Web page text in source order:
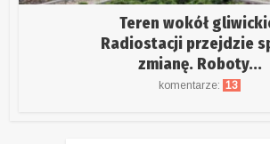
Teren wokół
Radiostacji przejdzie
zmianę. Roboty...
komentarze: 13